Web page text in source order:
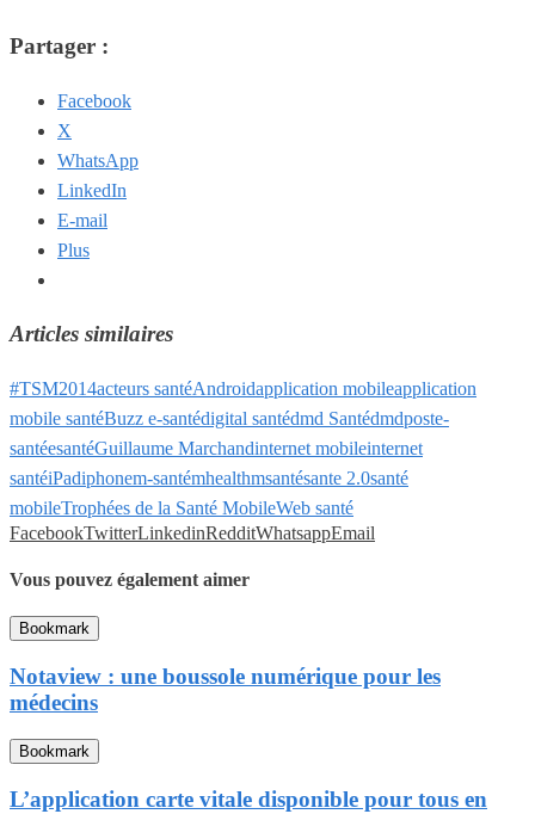
Partager :
Facebook
X
WhatsApp
LinkedIn
E-mail
Plus
Articles similaires
#TSM2014acteurs santéAndroidapplication mobileapplication
mobile santéBuzz e-santédigital santédmd Santédmdposte-
santéesantéGuillaume Marchandinternet mobileinternet
santéiPadiphonem-santémhealthmsantésante 2.0santé
mobileTrophées de la Santé MobileWeb santé
FacebookTwitterLinkedinRedditWhatsappEmail
Vous pouvez également aimer
Bookmark
Notaview : une boussole numérique pour les
médecins
Bookmark
L’application carte vitale disponible pour tous en